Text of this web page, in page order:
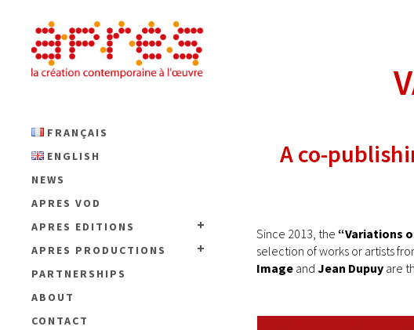
FRANÇAIS
ENGLISH
NEWS
APRES VOD
APRES EDITIONS
APRES PRODUCTIONS
PARTNERSHIPS
ABOUT
CONTACT
A co-
Since 2013, the “Variations
selection of works or artists
Image and Jean Dupuy are